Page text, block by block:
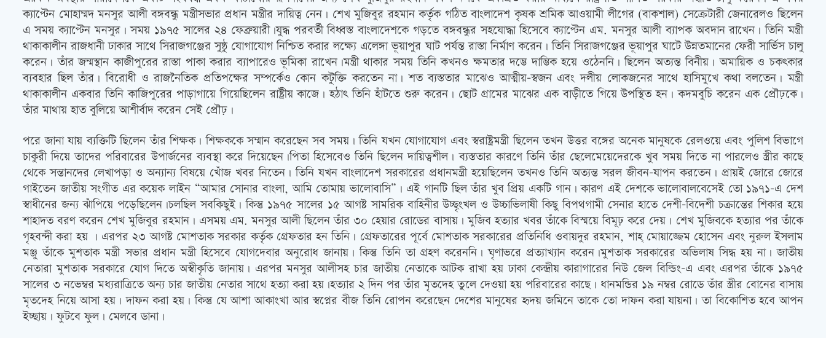
ক্যাপ্টেন মোহাম্মদ মনসুর আলী বঙ্গবন্ধু মন্ত্রীসভার প্রধান মন্ত্রীর দায়িত্ব নেন। শেখ মুজিবুর রহমান কর্তৃক গঠিত বাংলাদেশ কৃষক শ্রমিক আওয়ামী লীগের (বাকশাল) সেক্রেটারী জেনারেলও ছিলেন
এ সময় ক্যাপ্টেন মনসুর। সময় ১৯৭৫ সালের ২৪ ফেব্রুয়ারী।যুদ্ধ পরবর্তী বিধ্বস্ত বাংলাদেশকে গড়তে বঙ্গবন্ধুর সহযোদ্ধা হিসেবে ক্যাপ্টেন এম. মনসুর আলী ব্যাপক অবদান রাখেন। তিনি মন্ত্রী
থাকাকালীন রাজধানী ঢাকার সাথে সিরাজগঞ্জের সুষ্ঠু যোগাযোগ নিশ্চিত করার লক্ষ্যে এলেঙ্গা ভূয়াপুর ঘাট পর্যন্ত রাস্তা নির্মাণ করেন। তিনি সিরাজগঞ্জের ভূয়াপুর ঘাটে উন্নতমানের ফেরী সার্ভিস চালু
করেন। তাঁর জন্মস্থান কাজীপুরের রাস্তা পাকা করার ব্যাপারেও ভূমিকা রাখেন।মন্ত্রী থাকার সময় তিনি কখনও ক্ষমতার দম্ভে দাম্ভিক হয়ে ওঠেননি। ছিলেন অত্যন্ত বিনীয়। অমায়িক ও চকত্‍কার
ব্যবহার ছিল তাঁর। বিরোধী ও রাজনৈতিক প্রতিপক্ষের সম্পর্কেও কোন কটুক্তি করতেন না। শত ব্যস্ততার মাঝেও আত্মীয়-স্বজন এবং দলীয় লোকজনের সাথে হাসিমুখে কথা বলতেন। মন্ত্রী
থাকাকালীন একবার তিনি কাজিপুরের পাড়াগায়ে গিয়েছিলেন রাষ্ট্রীয় কাজে। হঠাৎ তিনি হাঁটতে শুরু করেন। ছোট গ্রামের মাঝের এক বাড়ীতে গিয়ে উপস্থিত হন। কদমবুচি করেন এক প্রৌঢ়কে।
তাঁর মাথায় হাত বুলিয়ে আশীর্বাদ করেন সেই প্রৌঢ়।
পরে জানা যায় ব্যক্তিটি ছিলেন তাঁর শিক্ষক। শিক্ষককে সম্মান করেছেন সব সময়। তিনি যখন যোগাযোগ এবং স্বরাষ্ট্রমন্ত্রী ছিলেন তখন উত্তর বঙ্গের অনেক মানুষকে রেলওয়ে এবং পুলিশ বিভাগে
চাকুরী দিয়ে তাদের পরিবারের উপার্জনের ব্যবস্থা করে দিয়েছেন।পিতা হিসেবেও তিনি ছিলেন দায়িত্বশীল। ব্যস্ততার কারণে তিনি তাঁর ছেলেমেয়েদেরকে খুব সময় দিতে না পারলেও স্ত্রীর কাছে
থেকে সন্তানদের লেখাপড়া ও অন্যান্য বিষয়ে খোঁজ খবর নিতেন। তিনি যখন বাংলাদেশ সরকারের প্রধানমন্ত্রী হয়েছিলেন তখনও তিনি অত্যন্ত সরল জীবন-যাপন করতেন। প্রায়ই জোরে জোরে
গাইতেন জাতীয় সংগীত এর কয়েক লাইন “আমার সোনার বাংলা, আমি তোমায় ভালোবাসি”। এই গানটি ছিল তাঁর খুব প্রিয় একটি গান। কারণ এই দেশকে ভালোবালবেসেই তো ১৯৭১-এ দেশ
স্বাধীনের জন্য ঝাঁপিয়ে পড়েছিলেন।চলছিল সবকিছুই। কিন্তু ১৯৭৫ সালের ১৫ আগষ্ট সামরিক বাহিনীর উচ্ছৃংখল ও উচ্চাভিলাষী কিছু বিপথগামী সেনার হাতে দেশী-বিদেশী চক্রান্তের শিকার হয়ে
শাহাদত বরণ করেন শেখ মুজিবুর রহমান। এসময় এম. মনসুর আলী ছিলেন তাঁর ৩০ হেয়ার রোডের বাসায়। মুজিব হত্যার খবর তাঁকে বিস্ময়ে বিমূঢ় করে দেয়। শেখ মুজিবকে হত্যার পর তাঁকে
গৃহবন্দী করা হয় । এরপর ২৩ আগষ্ট মোশতাক সরকার কর্তৃক গ্রেফতার হন তিনি। গ্রেফতারের পূর্বে মোশতাক সরকারের প্রতিনিধি ওবায়দুর রহমান, শাহ্ মোয়াজ্জেম হোসেন এবং নুরুল ইসলাম
মঞ্জু তাঁকে মুশতাক মন্ত্রী সভার প্রধান মন্ত্রী হিসেবে যোগদেবার অনুরোধ জানায়। কিন্তু তিনি তা গ্রহণ করেননি। ঘৃণাভরে প্রত্যাখ্যান করেন।মুশতাক সরকারের অভিলাষ সিদ্ধ হয় না। জাতীয়
নেতারা মুশতাক সরকারে যোগ দিতে অস্বীকৃতি জানায়। এরপর মনসুর আলীসহ চার জাতীয় নেতাকে আটক রাখা হয় ঢাকা কেন্দ্রীয় কারাগারের নিউ জেল বিল্ডিং-এ এবং এরপর তাঁকে ১৯৭৫
সালের ৩ নভেম্বর মধ্যরাত্রিতে অন্য চার জাতীয় নেতার সাথে হত্যা করা হয়।হত্যার ২ দিন পর তাঁর মৃতদেহ তুলে দেওয়া হয় পরিবারের কাছে। ধানমন্ডির ১৯ নম্বর রোডে তাঁর স্ত্রীর বোনের বাসায়
মৃতদেহ নিয়ে আসা হয়। দাফন করা হয়। কিন্তু যে আশা আকাংখা আর স্বপ্নের বীজ তিনি রোপন করেছেন দেশের মানুষের হৃদয় জমিনে তাকে তো দাফন করা যায়না। তা বিকোশিত হবে আপন
ইচ্ছায়। ফুটবে ফুল। মেলবে ডানা।